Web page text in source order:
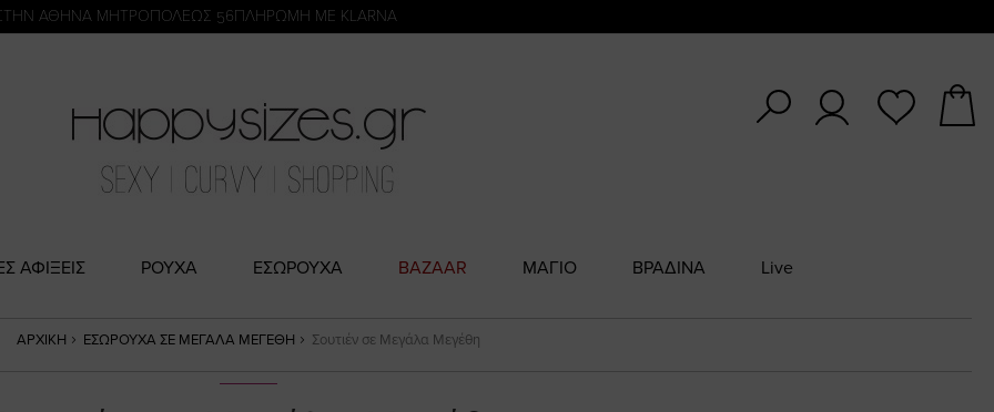
ΑΘΗΝΑ ΜΗΤΡΟΠΟΛΕΩΣ 56ΠΛΗΡΩΜΗ ΜΕ KLARNA
ΑΦΙΞΕΙΣ ΡΟΥΧΑ ΕΣΩΡΟΥΧΑ BAZAAR ΜΑΓΙΟ ΒΡΑΔΙΝΑ Live
ΑΡΧΙΚΉ ΕΣΏΡΟΥΧΑ ΣΕ ΜΕΓΆΛΑ ΜΕΓΈΘΗ Σουτιέν σε Μεγάλα Μεγέθη